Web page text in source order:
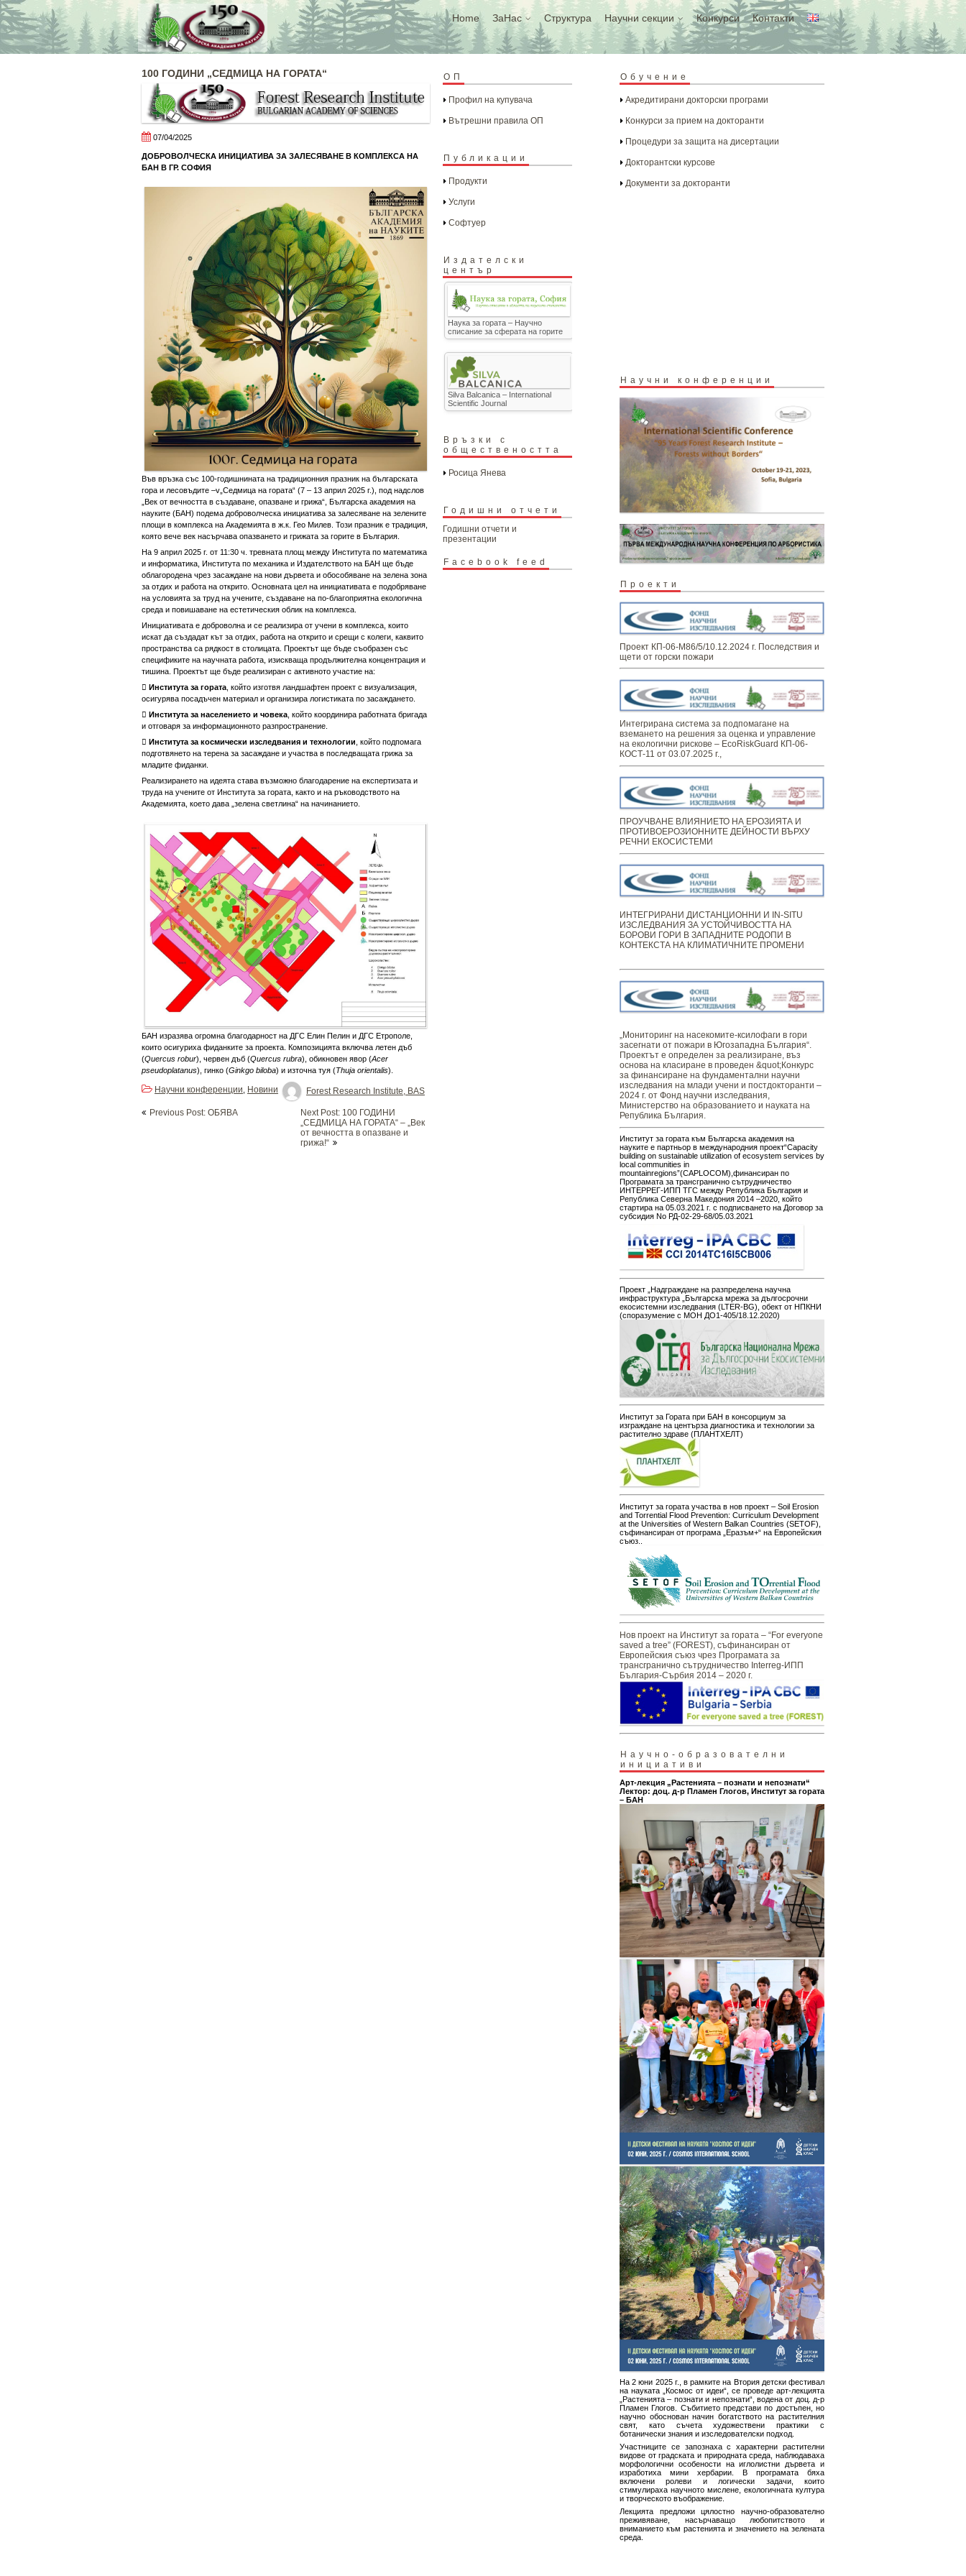
Skip
to
content
Home ЗаНас Структура Научни секции Конкурси Контакти
100 ГОДИНИ „СЕДМИЦА НА ГОРАТА“
07/04/2025
ДОБРОВОЛЧЕСКА ИНИЦИАТИВА ЗА ЗАЛЕСЯВАНЕ В КОМПЛЕКСА НА
БАН В ГР. СОФИЯ
Във връзка със 100-годишнината на традиционния празник на българската
гора и лесовъдите –v„Седмица на гората“ (7 – 13 април 2025 г.), под надслов
„Век от вечността в създаване, опазване и грижа“, Българска академия на
науките (БАН) подема доброволческа инициатива за залесяване на зелените
площи в комплекса на Академията в ж.к. Гео Милев. Този празник е традиция,
която вече век насърчава опазването и грижата за горите в България.
На 9 април 2025 г. от 11:30 ч. тревната площ между Института по математика
и информатика, Института по механика и Издателството на БАН ще бъде
облагородена чрез засаждане на нови дървета и обособяване на зелена зона
за отдих и работа на открито. Основната цел на инициативата е подобряване
на условията за труд на учените, създаване на по-благоприятна екологична
среда и повишаване на естетическия облик на комплекса.
Инициативата е доброволна и се реализира от учени в комплекса, които
искат да създадат кът за отдих, работа на открито и срещи с колеги, каквито
пространства са рядкост в столицата. Проектът ще бъде съобразен със
спецификите на научната работа, изискваща продължителна концентрация и
тишина. Проектът ще бъде реализиран с активното участие на:
 Института за гората , който изготвя ландшафтен проект с визуализация,
осигурява посадъчен материал и организира логистиката по засаждането.
 Института за населението и човека , който координира работната бригада
и отговаря за информационното разпространение.
 Института за космически изследвания и технологии , който подпомага
подготвянето на терена за засаждане и участва в последващата грижа за
младите фиданки.
Реализирането на идеята става възможно благодарение на експертизата и
труда на учените от Института за гората, както и на ръководството на
Академията, което дава „зелена светлина“ на начинанието.
БАН изразява огромна благодарност на ДГС Елин Пелин и ДГС Етрополе,
които осигуриха фиданките за проекта. Композицията включва летен дъб
(Quercus robur), червен дъб (Quercus rubra), обикновен явор (Acer
pseudoplatanus), гинко (Ginkgo biloba) и източна туя (Thuja orientalis).
Forest Research Institute, BAS
Научни конференции, Новини
navigation
Previous Post: OБЯВА
Next Post: 100 ГОДИНИ
„СЕДМИЦА НА ГОРАТА“ – „Век
от вечността в опазване и
грижа!“
ОП
Профил на купувача
Вътрешни правила ОП
Публикации
Продукти
Услуги
Софтуер
Издателски
център
Наука за гората – Научно
списание за сферата на горите
Silva Balcanica – International
Scientific Journal
Връзки с
обществеността
Росица Янева
Годишни отчети
Годишни отчети и
презентации
Facebook feed
Обучение
Акредитирани докторски програми
Конкурси за прием на докторанти
Процедури за защита на дисертации
Докторантски курсове
Документи за докторанти
Научни конференции
Проекти
Проект КП-06-М86/5/10.12.2024 г. Последствия и
щети от горски пожари
Интегрирана система за подпомагане на
вземането на решения за оценка и управление
на екологични рискове – EcoRiskGuard КП-06-
КОСТ-11 от 03.07.2025 г.,
ПРОУЧВАНЕ ВЛИЯНИЕТО НА ЕРОЗИЯТА И
ПРОТИВОЕРОЗИОННИТЕ ДЕЙНОСТИ ВЪРХУ
РЕЧНИ ЕКОСИСТЕМИ
ИНТЕГРИРАНИ ДИСТАНЦИОННИ И IN-SITU
ИЗСЛЕДВАНИЯ ЗА УСТОЙЧИВОСТТА НА
БОРОВИ ГОРИ В ЗАПАДНИТЕ РОДОПИ В
КОНТЕКСТА НА КЛИМАТИЧНИТЕ ПРОМЕНИ
„Мониторинг ​​​на ​​насекомите-ксилофаги в гори
засегнати от пожари в Югозападна България“.
Проектът е определен за реализиране, въз
основа на класиране в проведен &quot;Конкурс
за финансиране на фундаментални научни
изследвания на млади учени и постдокторанти –
2024 г. от Фонд научни изследвания,
Министерство на образованието и науката на
Република България.
Институт за гората към Българска академия на
науките е партньор в международния проект“Capacity
building on sustainable utilization of ecosystem services by
local communities in
mountainregions”(CAPLOCOM),финансиран по
Програмата за трансгранично сътрудничество
ИНТЕРРЕГ-ИПП ТГС между Република България и
Република Северна Македония 2014 –2020, който
стартира на 05.03.2021 г. с подписването на Договор за
субсидия No РД-02-29-68/05.03.2021
Проект „Надграждане на разпределена научна
инфраструктура „Българска мрежа за дългосрочни
екосистемни изследвания (LTER-BG), обект от НПКНИ
(споразумение с МОН ДО1-405/18.12.2020)
Институт за Гората при БАН в консорциум за
изграждане на центърза диагностика и технологии за
растително здраве (ПЛАНТХЕЛТ)
Институт за гората участва в нов проект – Soil Erosion
and Torrential Flood Prevention: Curriculum Development
at the Universities of Western Balkan Countries (SETOF),
съфинансиран от програма „Еразъм+“ на Европейския
съюз..
Нов проект на Институт за гората – “For everyone
saved a tree” (FOREST), съфинансиран от
Европейския съюз чрез Програмата за
трансгранично сътрудничество Interreg-ИПП
България-Сърбия 2014 – 2020 г.
Научно-образователни
инициативи
Арт-лекция „Растенията – познати и непознати“
Лектор: доц. д-р Пламен Глогов, Институт за гората
– БАН
На 2 юни 2025 г., в рамките на Втория детски фестивал
на науката „Космос от идеи“, се проведе арт-лекцията
„Растенията – познати и непознати“, водена от доц. д-р
Пламен Глогов. Събитието представи по достъпен, но
научно обоснован начин богатството на растителния
свят, като съчета художествени практики с
ботанически знания и изследователски подход.
Участниците се запознаха с характерни растителни
видове от градската и природната среда, наблюдаваха
морфологични особености на иглолистни дървета и
изработиха мини хербарии. В програмата бяха
включени ролеви и логически задачи, които
стимулираха научното мислене, екологичната култура
и творческото въображение.
Лекцията предложи цялостно научно-образователно
преживяване, насърчаващо любопитството и
вниманието към растенията и значението на зелената
среда.